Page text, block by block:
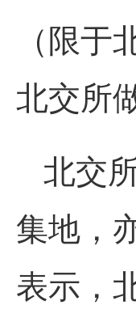
（限
北交所
北交
集地，
表示，